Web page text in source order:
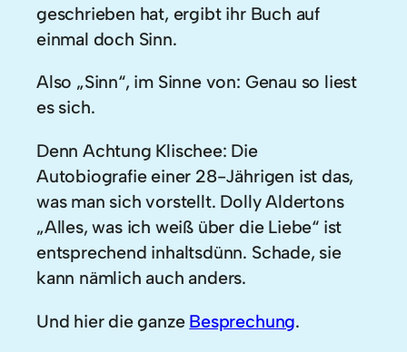
geschrieben hat, ergibt ihr Buch auf
einmal doch Sinn.
Also „Sinn“, im Sinne von: Genau so liest
es sich.
Denn Achtung Klischee: Die
Autobiografie einer 28-Jährigen ist das,
was man sich vorstellt. Dolly Aldertons
„Alles, was ich weiß über die Liebe“ ist
entsprechend inhaltsdünn. Schade, sie
kann nämlich auch anders.
Und hier die ganze Besprechung.